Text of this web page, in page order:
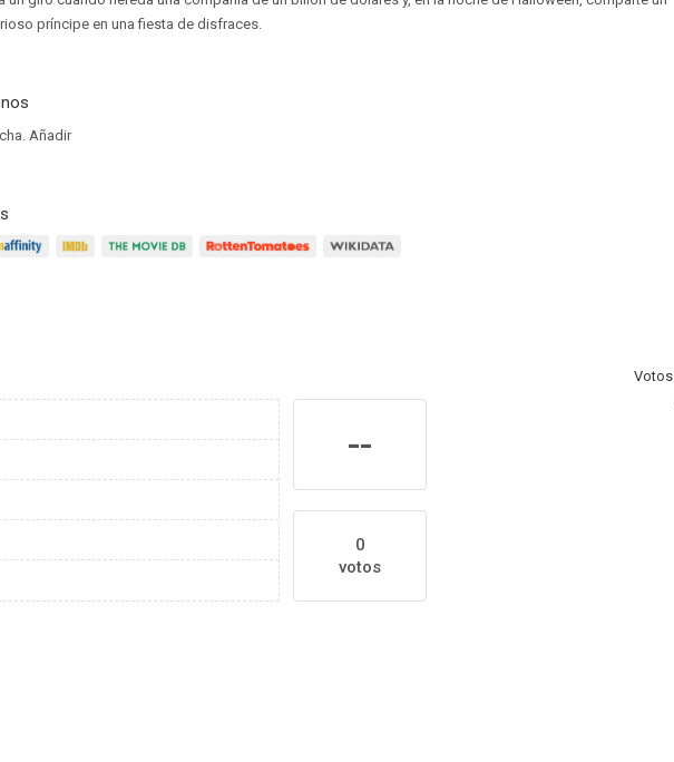
príncipe en una fiesta de disfraces.
Añadir
Votos
--
0
votos